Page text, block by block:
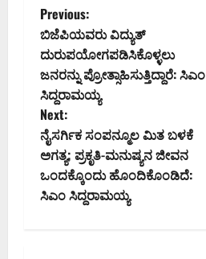
P
o
s
t
n
a
Previous:
ಬಿಜೆಪಿಯವರು ವಿದ್ಯುತ್
ದುರುಪಯೋಗಪಡಿಸಿಕೊಳ್ಳಲು
ಜನರನ್ನು ಪ್ರೋತ್ಸಾಹಿಸುತ್ತಿದ್ದಾರೆ: ಸಿಎಂ
ಸಿದ್ದರಾಮಯ್ಯ
Next:
ನೈಸರ್ಗಿಕ ಸಂಪನ್ಮೂಲ ಮಿತ ಬಳಕೆ
ಅಗತ್ಯ; ಪ್ರಕೃತಿ-ಮನುಷ್ಯನ ಜೀವನ
ಒಂದಕ್ಕೊಂದು ಹೊಂದಿಕೊಂಡಿದೆ:
ಸಿಎಂ ಸಿದ್ದರಾಮಯ್ಯ